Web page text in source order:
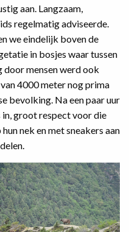
aan. Langzaam,
regelmatig adviseerde.
we eindelijk boven de
in bosjes waar tussen
door mensen werd ook
4000 meter nog prima
bevolking. Na een paar uur
in, groot respect voor die
nek en met sneakers aan